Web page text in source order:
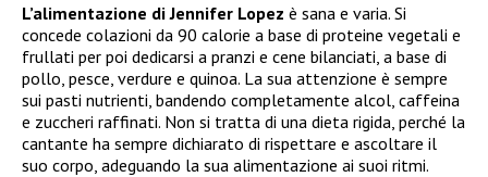
L’alimentazione di Jennifer Lopez è sana e varia. Si
concede colazioni da 90 calorie a base di proteine vegetali e
frullati per poi dedicarsi a pranzi e cene bilanciati, a base di
pollo, pesce, verdure e quinoa. La sua attenzione è sempre
sui pasti nutrienti, bandendo completamente alcol, caffeina
e zuccheri raffinati. Non si tratta di una dieta rigida, perché la
cantante ha sempre dichiarato di rispettare e ascoltare il
suo corpo, adeguando la sua alimentazione ai suoi ritmi.